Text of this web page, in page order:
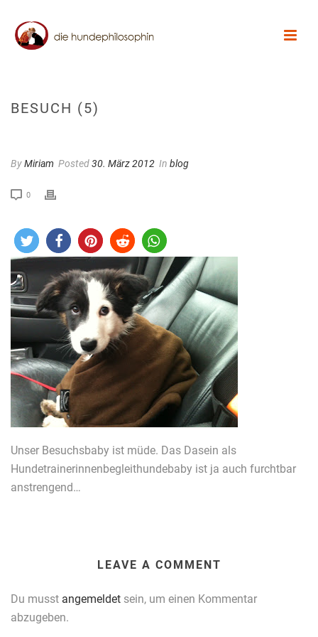
BESUCH (5)
ByMiriam Posted30. März 2012 In blog
0
Unser Besuchsbaby ist müde. Das Dasein als
Hundetrainerinnenbegleithundebaby ist ja auch furchtbar
anstrengend…
LEAVE A COMMENT
Du musst angemeldet sein, um einen Kommentar
abzugeben.